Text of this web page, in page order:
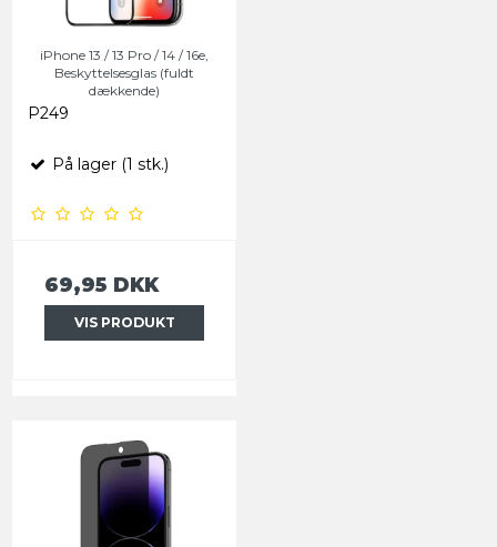
iPhone 13 / 13 Pro / 14 / 16e,
Beskyttelsesglas (fuldt
dækkende)
P249
På lager (1 stk.)
69,95 DKK
VIS PRODUKT